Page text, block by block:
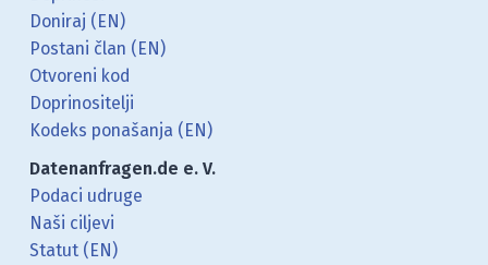
Doniraj (EN)
Postani član (EN)
Otvoreni kod
Doprinositelji
Kodeks ponašanja (EN)
Datenanfragen.de e. V.
Podaci udruge
Naši ciljevi
Statut (EN)